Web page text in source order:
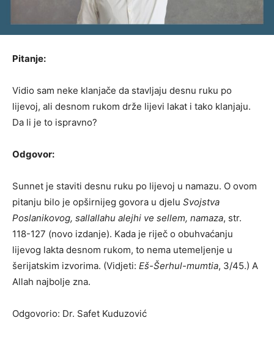
Pitanje:
Vidio sam neke klanjače da stavljaju desnu ruku po
lijevoj, ali desnom rukom drže lijevi lakat i tako klanjaju.
Da li je to ispravno?
Odgovor:
Sunnet je staviti desnu ruku po lijevoj u namazu. O ovom
pitanju bilo je opširnijeg govora u djelu Svojstva
Poslanikovog, sallallahu alejhi ve sellem, namaza, str.
118-127 (novo izdanje). Kada je riječ o obuhvaćanju
lijevog lakta desnom rukom, to nema utemeljenje u
šerijatskim izvorima. (Vidjeti: Eš-Šerhul-mumtia, 3/45.) A
Allah najbolje zna.
Odgovorio: Dr. Safet Kuduzović